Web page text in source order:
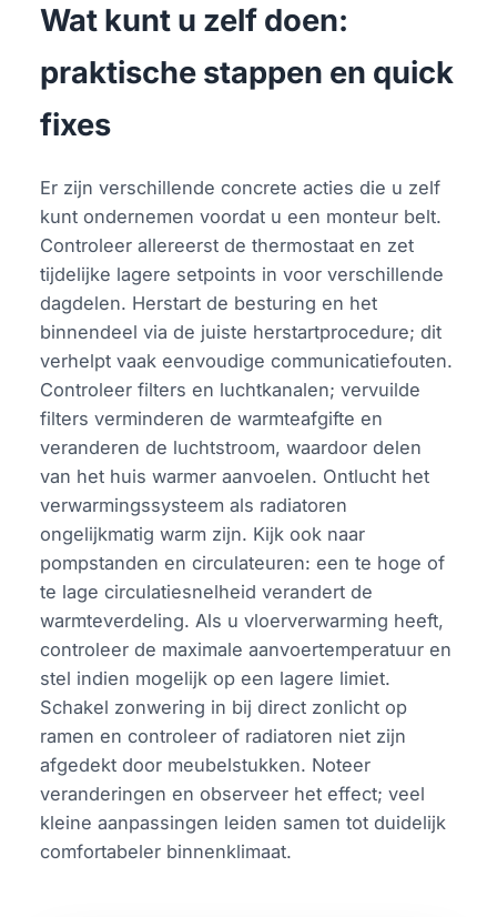
Wat kunt u zelf doen:
praktische stappen en quick
fixes
Er zijn verschillende concrete acties die u zelf
kunt ondernemen voordat u een monteur belt.
Controleer allereerst de thermostaat en zet
tijdelijke lagere setpoints in voor verschillende
dagdelen. Herstart de besturing en het
binnendeel via de juiste herstartprocedure; dit
verhelpt vaak eenvoudige communicatiefouten.
Controleer filters en luchtkanalen; vervuilde
filters verminderen de warmteafgifte en
veranderen de luchtstroom, waardoor delen
van het huis warmer aanvoelen. Ontlucht het
verwarmingssysteem als radiatoren
ongelijkmatig warm zijn. Kijk ook naar
pompstanden en circulateuren: een te hoge of
te lage circulatiesnelheid verandert de
warmteverdeling. Als u vloerverwarming heeft,
controleer de maximale aanvoertemperatuur en
stel indien mogelijk op een lagere limiet.
Schakel zonwering in bij direct zonlicht op
ramen en controleer of radiatoren niet zijn
afgedekt door meubelstukken. Noteer
veranderingen en observeer het effect; veel
kleine aanpassingen leiden samen tot duidelijk
comfortabeler binnenklimaat.